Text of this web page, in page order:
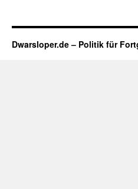
Dwarsloper.de – Politik für